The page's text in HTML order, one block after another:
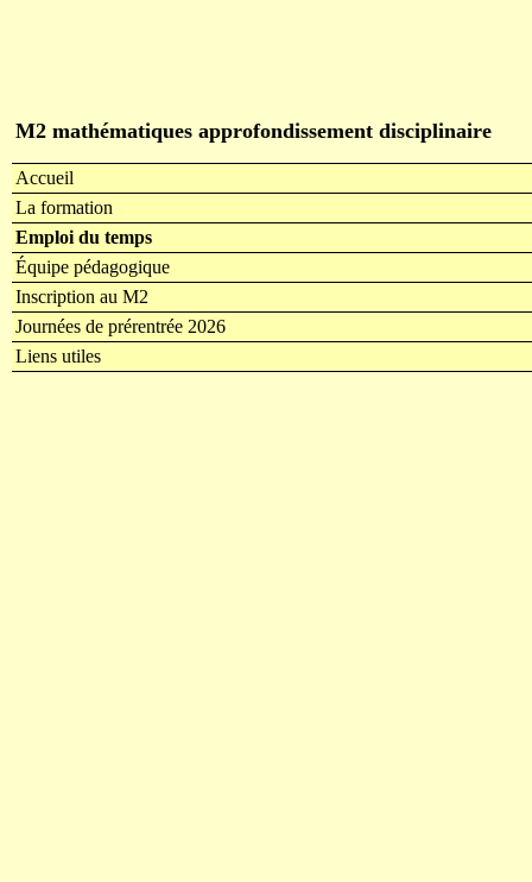
M2 mathématiques approfondissement disciplinaire
Accueil
La formation
Emploi du temps
Équipe pédagogique
Inscription au M2
Journées de prérentrée 2026
Liens utiles